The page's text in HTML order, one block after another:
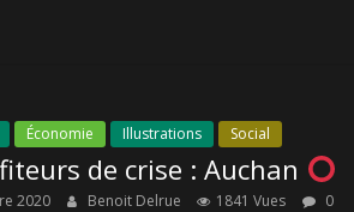
Économie Illustrations Social
de crise : Auchan
2020 Benoit Delrue 1841 Vues
0